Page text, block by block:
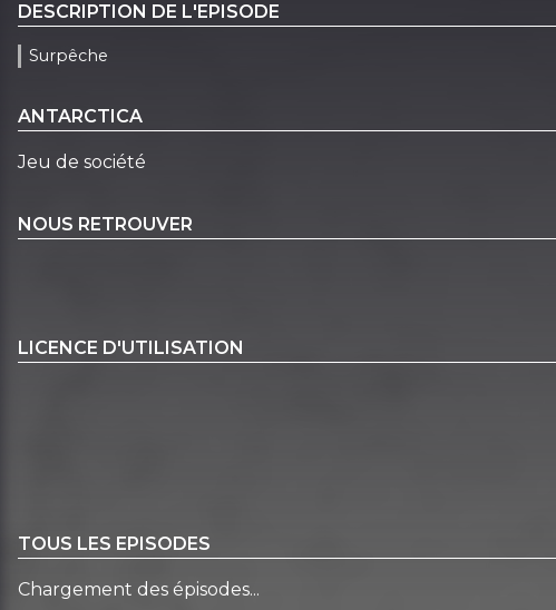
DESCRIPTION DE L'EPISODE
Surpêche
ANTARCTICA
Jeu de société
NOUS RETROUVER
LICENCE D'UTILISATION
TOUS LES EPISODES
Chargement des épisodes...